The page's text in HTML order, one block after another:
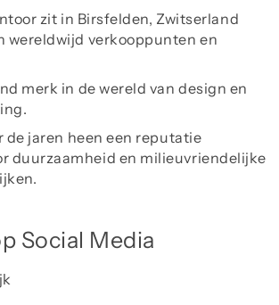
zit in Birsfelden, Zwitserland
wereldwijd verkooppunten en
merk in de wereld van design en
de jaren heen een reputatie
duurzaamheid en milieuvriendelijke
Social Media